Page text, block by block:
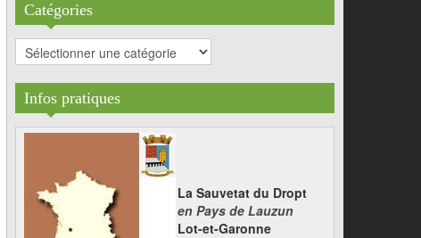
Catégories
Catégories
Infos pratiques
La Sauvetat du Dropt
en Pays de Lauzun
Lot-et-Garonne